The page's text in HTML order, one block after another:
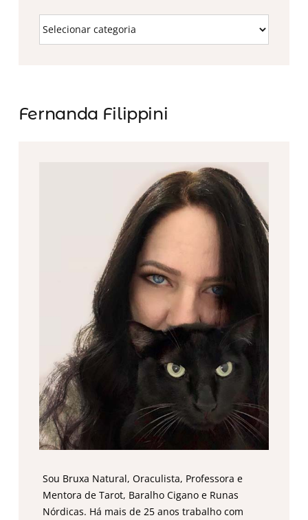
Fernanda Filippini
Sou Bruxa Natural, Oraculista, Professora e
Mentora de Tarot, Baralho Cigano e Runas
Nórdicas. Há mais de 25 anos trabalho com